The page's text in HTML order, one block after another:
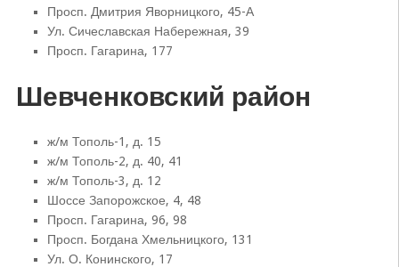
Просп. Дмитрия Яворницкого, 45-А
Ул. Сичеславская Набережная, 39
Просп. Гагарина, 177
Шевченковский район
ж/м Тополь-1, д. 15
ж/м Тополь-2, д. 40, 41
ж/м Тополь-3, д. 12
Шоссе Запорожское, 4, 48
Просп. Гагарина, 96, 98
Просп. Богдана Хмельницкого, 131
Ул. О. Конинского, 17